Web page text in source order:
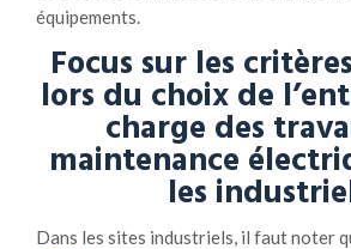
équipements.
Focus sur les
lors du choix de
charge des
maintenance
les
Dans les sites industriels, il faut noter